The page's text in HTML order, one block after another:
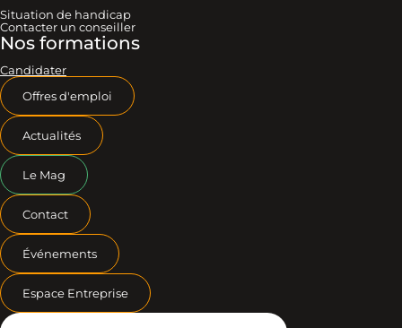
Situation de handicap
Contacter un conseiller
Nos formations
Candidater
Offres d'emploi
Actualités
Le Mag
Contact
Événements
Espace Entreprise